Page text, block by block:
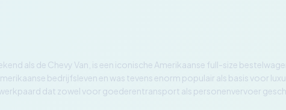
als de Chevy Van, is een iconische Amerikaanse full-size
bedrijfsleven en was tevens enorm populair als basis voor
dat zowel voor goederentransport als personenvervoer